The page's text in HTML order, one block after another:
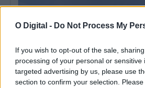
O Digital - Do Not Process My
If you wish to opt-out of the sale,
processing of your personal or sensitive
targeted advertising by us, please use
section to confirm your selection.